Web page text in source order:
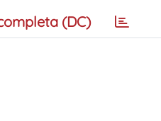
(DC)